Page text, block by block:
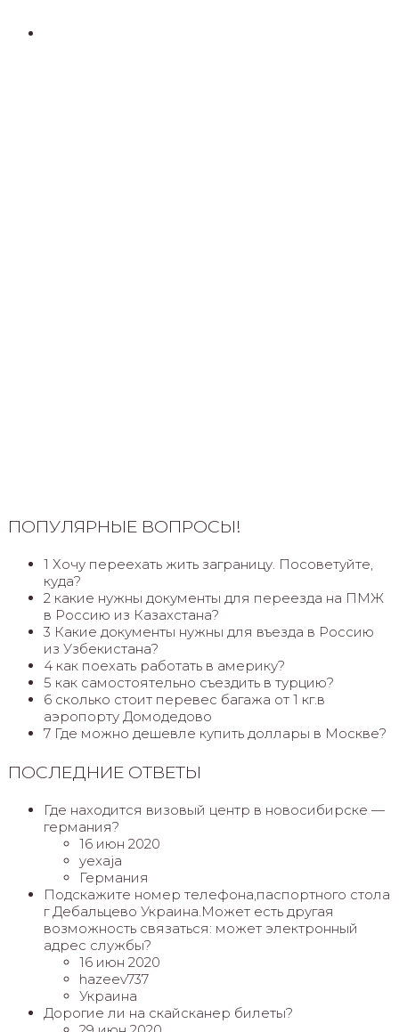
ПОПУЛЯРНЫЕ ВОПРОСЫ!
1 Хочу переехать жить заграницу. Посоветуйте,
куда?
2 какие нужны документы для переезда на ПМЖ
в Россию из Казахстана?
3 Какие документы нужны для въезда в Россию
из Узбекистана?
4 как поехать работать в америку?
5 как самостоятельно съездить в турцию?
6 сколько стоит перевес багажа от 1 кг.в
аэропорту Домодедово
7 Где можно дешевле купить доллары в Москве?
ПОСЛЕДНИЕ ОТВЕТЫ
Где находится визовый центр в новосибирске —
германия?
16 июн 2020
yexaja
Германия
Подскажите номер телефона,паспортного стола
г Дебальцево Украина.Может есть другая
возможность связаться: может электронный
адрес службы?
16 июн 2020
hazeev737
Украина
Дорогие ли на скайсканер билеты?